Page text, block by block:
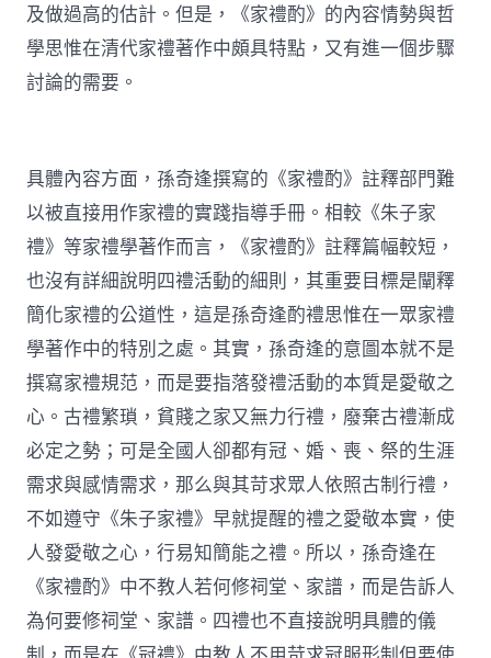
及做過高的估計。但是，《家禮酌》的內容情勢與哲
學思惟在清代家禮著作中頗具特點，又有進一個步驟
討論的需要。
具體內容方面，孫奇逢撰寫的《家禮酌》註釋部門難
以被直接用作家禮的實踐指導手冊。相較《朱子家
禮》等家禮學著作而言，《家禮酌》註釋篇幅較短，
也沒有詳細說明四禮活動的細則，其重要目標是闡釋
簡化家禮的公道性，這是孫奇逢酌禮思惟在一眾家禮
學著作中的特別之處。其實，孫奇逢的意圖本就不是
撰寫家禮規范，而是要指落發禮活動的本質是愛敬之
心。古禮繁瑣，貧賤之家又無力行禮，廢棄古禮漸成
必定之勢；可是全國人卻都有冠、婚、喪、祭的生涯
需求與感情需求，那么與其苛求眾人依照古制行禮，
不如遵守《朱子家禮》早就提醒的禮之愛敬本實，使
人發愛敬之心，行易知簡能之禮。所以，孫奇逢在
《家禮酌》中不教人若何修祠堂、家譜，而是告訴人
為何要修祠堂、家譜。四禮也不直接說明具體的儀